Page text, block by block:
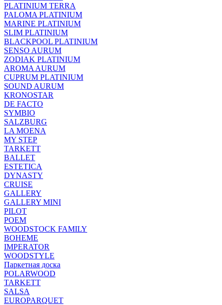
PLATINIUM TERRA
PALOMA PLATINIUM
MARINE PLATINIUM
SLIM PLATINIUM
BLACKPOOL PLATINIUM
SENSO AURUM
ZODIAK PLATINIUM
AROMA AURUM
CUPRUM PLATINIUM
SOUND AURUM
KRONOSTAR
DE FACTO
SYMBIO
SALZBURG
LA MOENA
MY STEP
TARKETT
BALLET
ESTETICA
DYNASTY
CRUISE
GALLERY
GALLERY MINI
PILOT
POEM
WOODSTOCK FAMILY
BOHEME
IMPERATOR
WOODSTYLE
Паркетная доска
POLARWOOD
TARKETT
SALSA
EUROPARQUET